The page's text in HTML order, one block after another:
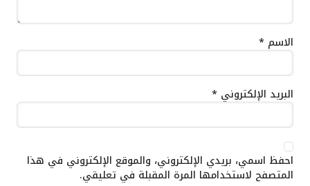
الاسم *
البريد الإلكتروني *
احفظ اسمي، بريدي الإلكتروني، والموقع الإلكتروني في هذا
المتصفح لاستخدامها المرة المقبلة في تعليقي.